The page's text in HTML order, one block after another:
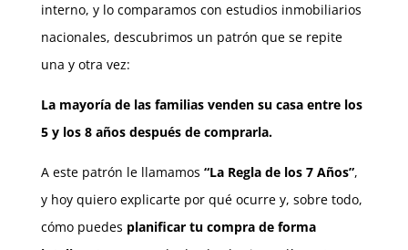
interno, y lo comparamos con estudios inmobiliarios
nacionales, descubrimos un patrón que se repite
una y otra vez:
La mayoría de las familias venden su casa entre los
5 y los 8 años después de comprarla.
A este patrón le llamamos “La Regla de los 7 Años”,
y hoy quiero explicarte por qué ocurre y, sobre todo,
cómo puedes planificar tu compra de forma